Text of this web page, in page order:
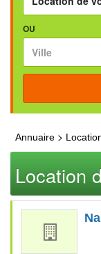
OU
Annuaire >
Location